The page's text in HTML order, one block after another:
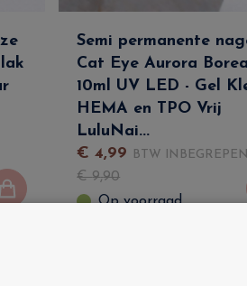
Semi permanente
Cat Eye Aurora
10ml UV LED - Gel
HEMA en TPO Vrij
LuluNai...
€4,99 BTW INBEGREPEN
€9,90
Op voorraad